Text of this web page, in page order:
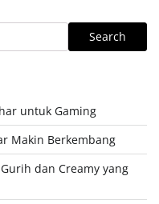
Search
untuk Gaming
Makin Berkembang
dan Creamy yang